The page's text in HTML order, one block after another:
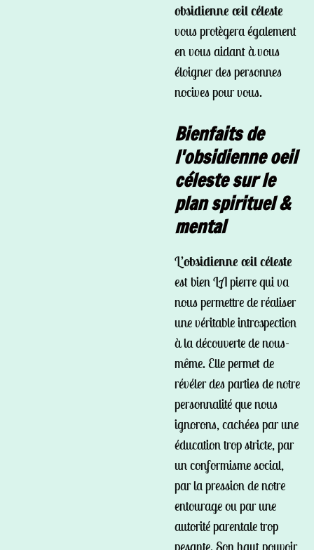
obsidienne œil céleste
vous protègera également
en vous aidant à vous
éloigner des personnes
nocives pour vous.
Bienfaits de
l'obsidienne oeil
céleste sur le
plan spirituel &
mental
L’obsidienne œil céleste
est bien LA pierre qui va
nous permettre de réaliser
une véritable introspection
à la découverte de nous-
même. Elle permet de
révéler des parties de notre
personnalité que nous
ignorons, cachées par une
éducation trop stricte, par
un conformisme social,
par la pression de notre
entourage ou par une
autorité parentale trop
pesante. Son haut pouvoir